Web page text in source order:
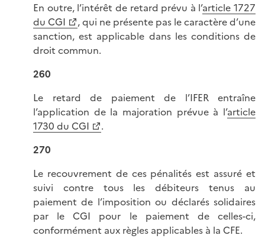
En outre, l’intérêt de retard prévu à l’article 1727
du CGI
, qui ne présente pas le caractère d’une
sanction, est applicable dans les conditions de
droit commun.
260
Le retard de paiement de l’IFER entraîne
l’application de la majoration prévue à l’article
1730 du CGI
.
270
Le recouvrement de ces pénalités est assuré et
suivi contre tous les débiteurs tenus au
paiement de l’imposition ou déclarés solidaires
par le CGI pour le paiement de celles-ci,
conformément aux règles applicables à la CFE.